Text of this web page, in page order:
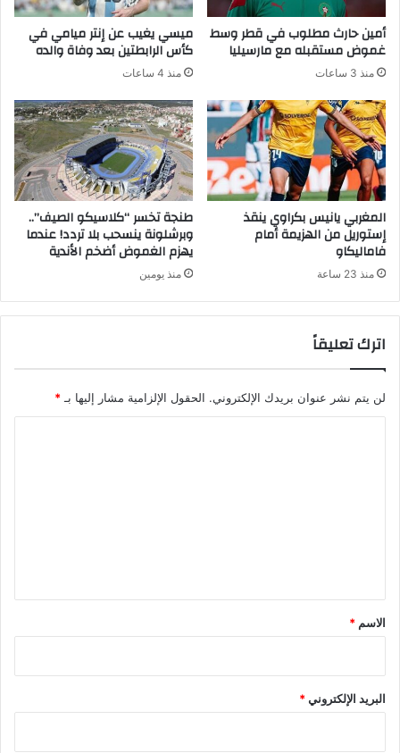
أمين حارث مطلوب في قطر وسط
غموض مستقبله مع مارسيليا
منذ 3 ساعات
ميسي يغيب عن إنتر ميامي في
كأس الرابطتين بعد وفاة والده
منذ 4 ساعات
المغربي يانيس بكراوي ينقذ
إستوريل من الهزيمة أمام
فاماليكاو
منذ 23 ساعة
طنجة تخسر “كلاسيكو الصيف”..
وبرشلونة ينسحب بلا تردد! عندما
يهزم الغموض أضخم الأندية
منذ يومين
اترك تعليقاً
لن يتم نشر عنوان بريدك الإلكتروني. الحقول الإلزامية مشار إليها بـ *
*
الاسم *
البريد الإلكتروني*